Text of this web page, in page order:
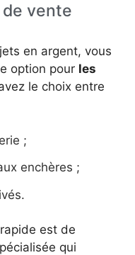
vente
en argent, vous
option pour les
le choix entre
;
enchères ;
est de
qui